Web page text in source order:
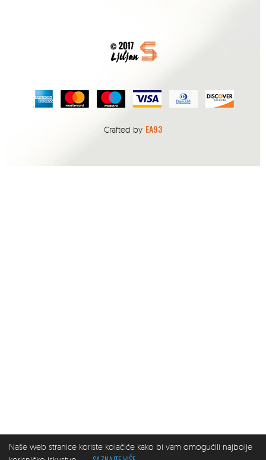
Naše web stranice koriste kolačiće kako bi vam omogućili najbolje
Crafted by EA93